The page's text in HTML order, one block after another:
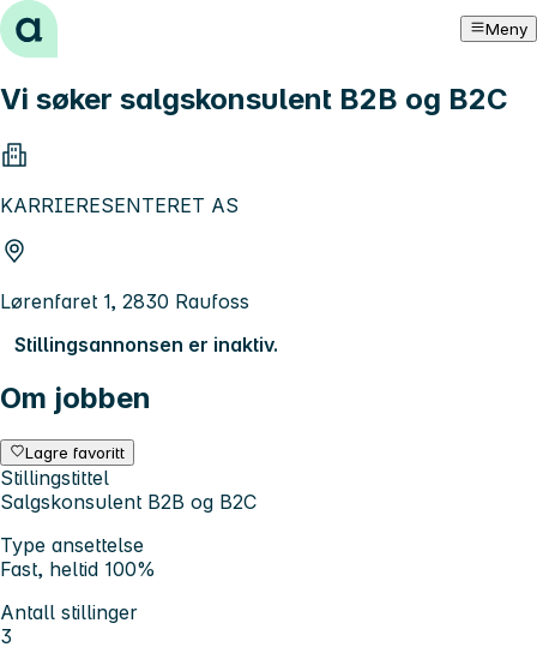
Hopp til innhold Meny
Vi søker salgskonsulent B2B og B2C
KARRIERESENTERET AS
Lørenfaret 1, 2830 Raufoss
Stillingsannonsen er inaktiv.
Om jobben
Lagre favoritt
Stillingstittel
Salgskonsulent B2B og B2C
Type ansettelse
Fast, heltid 100%
Antall stillinger
3